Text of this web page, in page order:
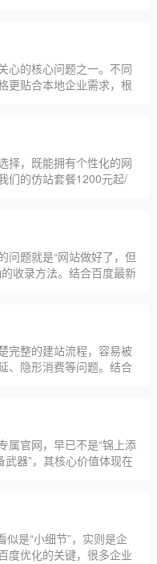
的建站团队。第一，优
心的核心问题之一。不同
更贴合本地企业需求，根
目前，我们针对金山区
择，既能拥有个性化的网
们的仿站套餐1200元起/
企业的实际踩坑案例，
问题就是“网站做好了，但
收录方法。结合百度最新
符合百度抓取规则。首
完整的建站流程，容易被
、隐形消费等问题。结合
，避免踩坑。第一步，
属官网，早已不是“锦上添
武器”，其核心价值体现在
，无论金山区本地客户是
是“小细节”，实则是企
度优化的关键，很多企业